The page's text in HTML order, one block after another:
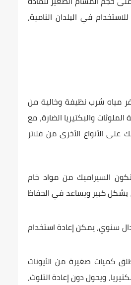
في البلدان النامية،
مياه شرب نظيفة وخالية من
والبكتيريا الضارة، مع
على الأنواع الأخرى من فلاتر
السيراميك من مواد خام
بشكل كبير ويساعد في الحفاظ
سنوي، يمكن إعادة استخدام
كميات صغيرة من الأيونات
ويحول دون إعادة التلوث،